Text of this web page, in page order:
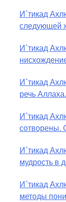
И`тикад
следующей
ибн Саида
познание
И`тикад
И`тикад
речь
И`тикад
сотворены.
И`тикад
мудрость в
не пришло
Таймийи
И`тикад
методы